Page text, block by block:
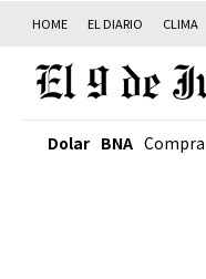
HOME EL DIARIO CLIMA
Dolar BNA Compra